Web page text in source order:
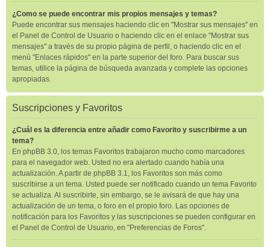
¿Como se puede encontrar mis propios mensajes y temas?
Puede encontrar sus mensajes haciendo clic en "Mostrar sus mensajes" en
el Panel de Control de Usuario o haciendo clic en el enlace "Mostrar sus
mensajes" a través de su propio página de perfil, o haciendo clic en el
menú "Enlaces rápidos" en la parte superior del foro. Para buscar sus
temas, utilice la página de búsqueda avanzada y complete las opciones
apropiadas.
Suscripciones y Favoritos
¿Cuál es la diferencia entre añadir como Favorito y suscribirme a un
tema?
En phpBB 3.0, los temas Favoritos trabajaron mucho como marcadores
para el navegador web. Usted no era alertado cuando había una
actualización. A partir de phpBB 3.1, los Favoritos son más como
suscribirse a un tema. Usted puede ser notificado cuando un tema Favorito
se actualiza. Al suscribirte, sin embargo, se le avisará de que hay una
actualización de un tema, o foro en el propio foro. Las opciones de
notificación para los Favoritos y las suscripciones se pueden configurar en
el Panel de Control de Usuario, en "Preferencias de Foros".